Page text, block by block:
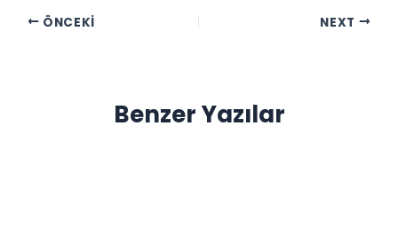
ÖNCEKI NEXT
Benzer Yazılar